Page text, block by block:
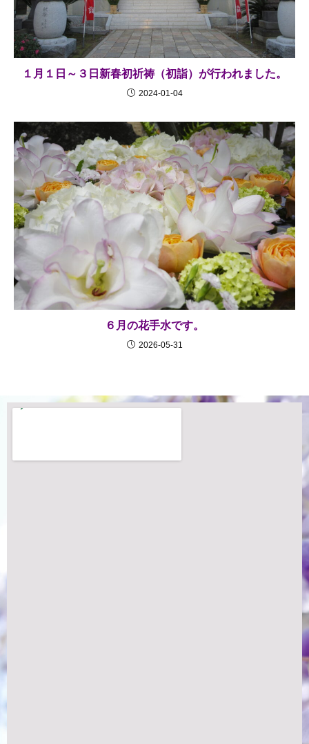
１月１日～３日新春初祈祷（初詣）が行われました。
2024-01-04
６月の花手水です。
2026-05-31